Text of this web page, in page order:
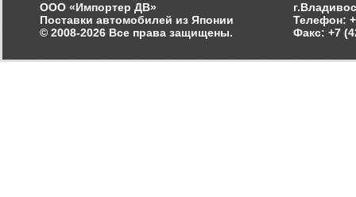
ООО «Импортер ДВ»
Поставки автомобилей из Японии
© 2008-2026 Все права защищены.
Телефон:
Факс: +7